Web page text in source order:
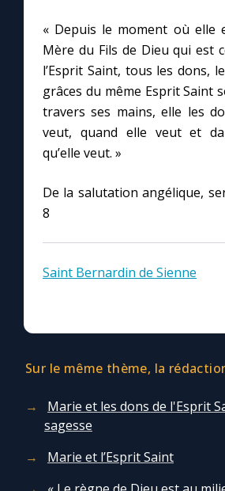
À la une
1000 Raisons de Croire
Chapelet pour le monde
Contact
Marie de Nazareth
« Depuis le moment où elle
Mère du Fils de Dieu qui est
l’Esprit Saint, tous les dons,
grâces du même Esprit Saint
travers ses mains, elle les
veut, quand elle veut et
qu’elle veut. »
De la salutation angélique,
8
Saint Bernardin de Sienne
Sur le même thème, la
Marie et les dons de l'Esprit
sagesse
Marie et l’Esprit Saint